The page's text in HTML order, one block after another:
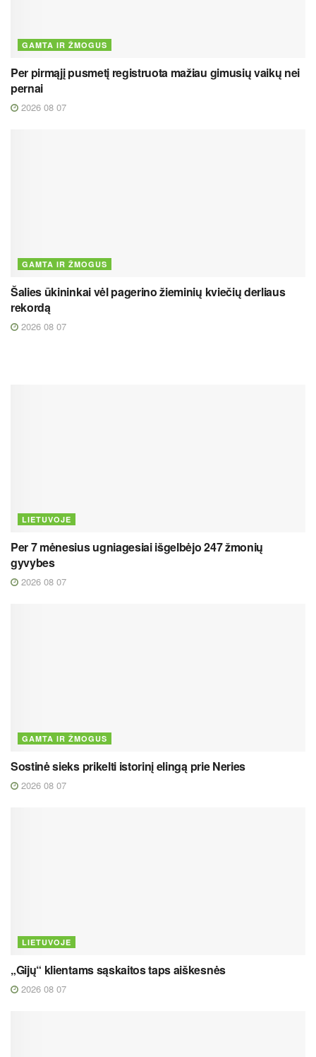
GAMTA IR ŽMOGUS
Per pirmąjį pusmetį registruota mažiau gimusių vaikų nei
pernai
2026 08 07
GAMTA IR ŽMOGUS
Šalies ūkininkai vėl pagerino žieminių kviečių derliaus
rekordą
2026 08 07
LIETUVOJE
Per 7 mėnesius ugniagesiai išgelbėjo 247 žmonių
gyvybes
2026 08 07
GAMTA IR ŽMOGUS
Sostinė sieks prikelti istorinį elingą prie Neries
2026 08 07
LIETUVOJE
„Gijų“ klientams sąskaitos taps aiškesnės
2026 08 07